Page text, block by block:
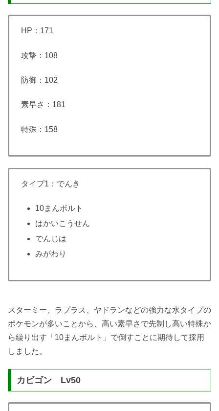
HP：171
攻撃：108
防御：102
素早さ：181
特殊：158
タイプ1：でんき
10まんボルト
はかいこうせん
でんじは
みがわり
スターミー、ラプラス、ヤドランなどの強力な水タイプの
ポケモンが多いことから、高い素早さで先制し高い特殊か
ら繰り出す「10まんボルト」で倒すことに期待して採用
しました。
カビゴン Lv50